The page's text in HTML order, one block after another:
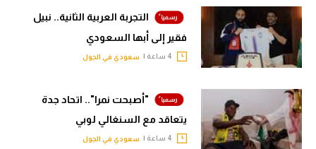
التجربة العربية الثانية.. نبيل
فقير إلى أبها السعودي
سعودي في الجول
"أصبحت نمرا".. اتحاد جدة
يتعاقد مع السنغالي لوبي
سعودي في الجول